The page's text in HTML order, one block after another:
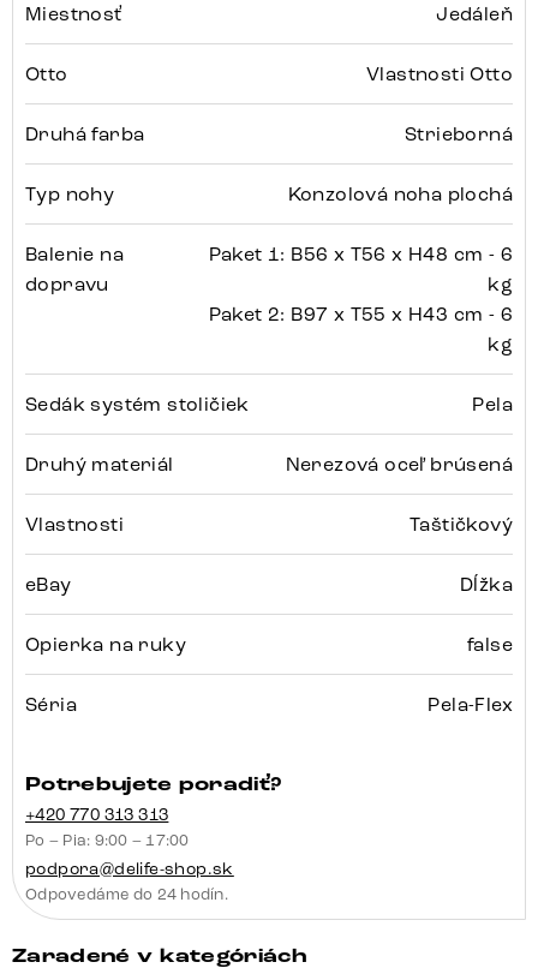
Miestnosť Jedáleň
Otto Vlastnosti Otto
Druhá farba Strieborná
Typ nohy Konzolová noha plochá
Balenie na
dopravu
Paket 1: B56 x T56 x H48 cm - 6
kg
Paket 2: B97 x T55 x H43 cm - 6
kg
Sedák systém stoličiek Pela
Druhý materiál Nerezová oceľ brúsená
Vlastnosti Taštičkový
eBay Dĺžka
Opierka na ruky false
Séria Pela-Flex
Potrebujete poradiť?
+420 770 313 313
Po – Pia: 9:00 – 17:00
podpora@delife-shop.sk
Odpovedáme do 24 hodín.
Zaradené v kategóriách